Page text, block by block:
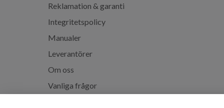
Reklamation & garanti
Integritetspolicy
Manualer
Leverantörer
Om oss
Vanliga frågor